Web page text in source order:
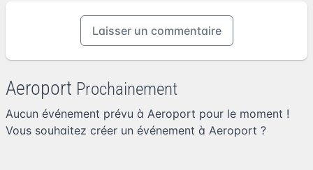
Laisser un commentaire
Aeroport Prochainement
Aucun événement prévu à Aeroport pour le moment !
Vous souhaitez créer un événement à Aeroport ?